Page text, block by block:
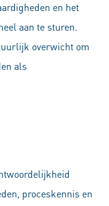
en het
aan te sturen.
overwicht om
als
proceskennis en